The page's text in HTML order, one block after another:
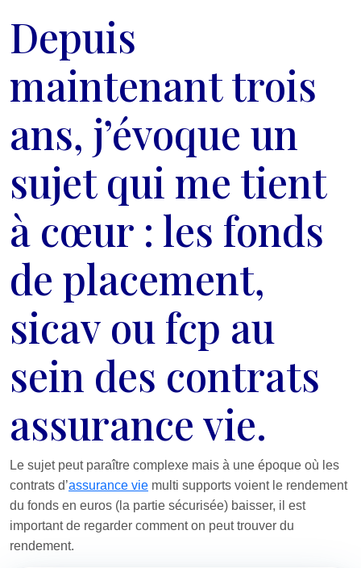
Depuis
maintenant trois
ans, j’évoque un
sujet qui me tient
à cœur : les fonds
de placement,
sicav ou fcp au
sein des contrats
assurance vie.
Le sujet peut paraître complexe mais à une époque où les
contrats d’assurance vie multi supports voient le rendement
du fonds en euros (la partie sécurisée) baisser, il est
important de regarder comment on peut trouver du
rendement.